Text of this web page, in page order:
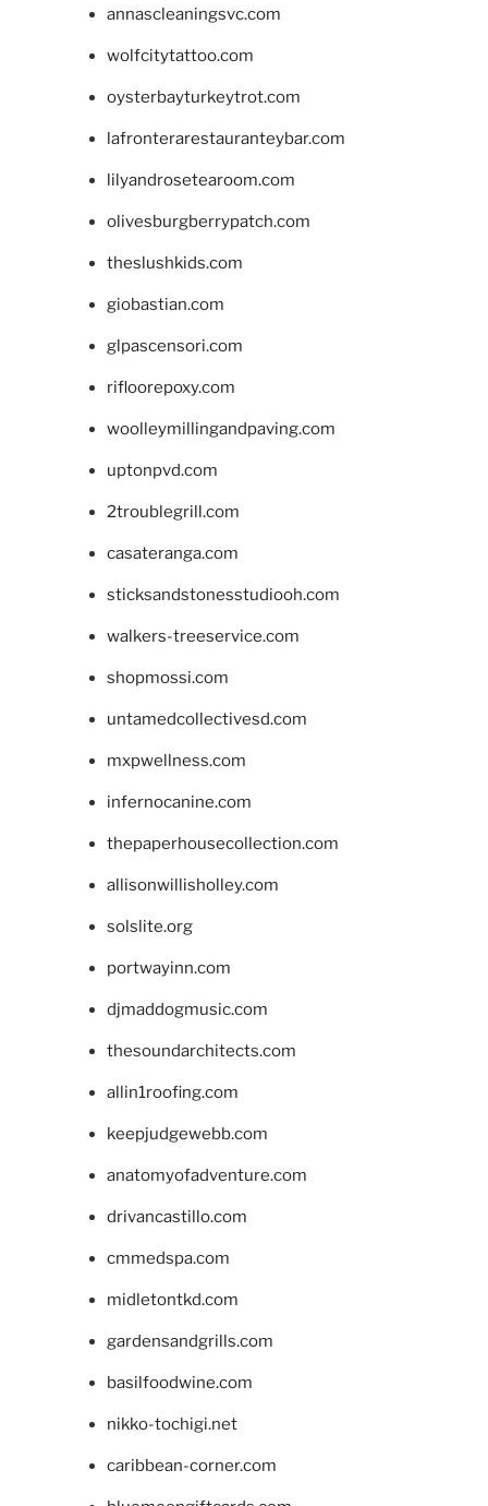
annascleaningsvc.com
wolfcitytattoo.com
oysterbayturkeytrot.com
lafronterarestauranteybar.com
lilyandrosetearoom.com
olivesburgberrypatch.com
theslushkids.com
giobastian.com
glpascensori.com
rifloorepoxy.com
woolleymillingandpaving.com
uptonpvd.com
2troublegrill.com
casateranga.com
sticksandstonesstudiooh.com
walkers-treeservice.com
shopmossi.com
untamedcollectivesd.com
mxpwellness.com
infernocanine.com
thepaperhousecollection.com
allisonwillisholley.com
solslite.org
portwayinn.com
djmaddogmusic.com
thesoundarchitects.com
allin1roofing.com
keepjudgewebb.com
anatomyofadventure.com
drivancastillo.com
cmmedspa.com
midletontkd.com
gardensandgrills.com
basilfoodwine.com
nikko-tochigi.net
caribbean-corner.com